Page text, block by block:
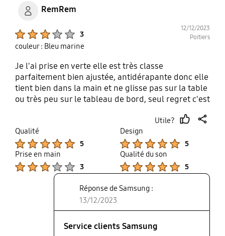
RemRem
3
12/12/2023
Poitiers
couleur : Bleu marine
Je l'ai prise en verte elle est très classe
parfaitement bien ajustée, antidérapante donc elle
tient bien dans la main et ne glisse pas sur la table
ou très peu sur le tableau de bord, seul regret c'est
Utile?
up
Qualité
5
Design
5
Prise en main
3
Qualité du son
5
Réponse de Samsung :
13/12/2023
Service clients Samsung